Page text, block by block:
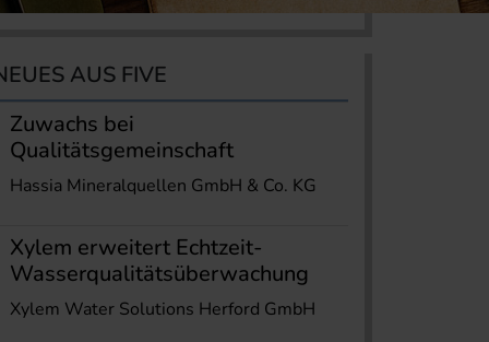
AUS FIVE
Zuwachs bei
Qualitätsgemeinschaft
Hassia Mineralquellen GmbH & Co. KG
Xylem erweitert Echtzeit-
Wasserqualitätsüberwachung
Xylem Water Solutions Herford GmbH